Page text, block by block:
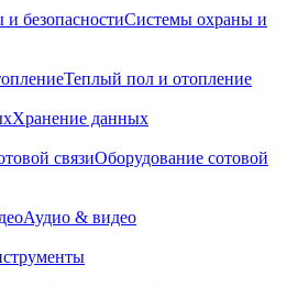
Системы охраны и
Теплый пол и отопление
Хранение данных
Оборудование сотовой
Аудио & видео